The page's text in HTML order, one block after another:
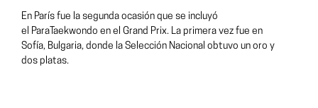
En París fue la segunda ocasión que se incluyó
el ParaTaekwondo en el Grand Prix. La primera vez fue en
Sofía, Bulgaria, donde la Selección Nacional obtuvo un oro y
dos platas.